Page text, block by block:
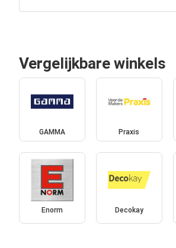
Vergelijkbare winkels
GAMMA Praxis
Enorm Decokay